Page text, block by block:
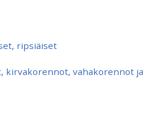
ripsiäiset
kirvakorennot, vahakorennot ja